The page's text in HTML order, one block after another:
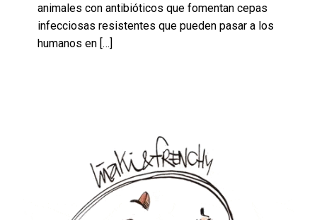
animales con antibióticos que fomentan cepas
infecciosas resistentes que pueden pasar a los
humanos en […]